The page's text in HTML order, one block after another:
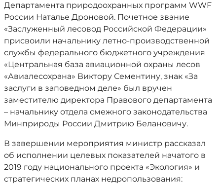
Департамента природоохранных программ WWF
России Наталье Дроновой. Почетное звание
«Заслуженный лесовод Российской Федерации»
присвоили начальнику летно-производственной
службы федерального бюджетного учреждения
«Центральная база авиационной охраны лесов
«Авиалесохрана» Виктору Сементину, знак «За
заслуги в заповедном деле» был вручен
заместителю директора Правового департамента
– начальнику отдела смежного законодательства
Минприроды России Дмитрию Белановичу.
В завершении мероприятия министр рассказал
об исполнении целевых показателей начатого в
2019 году национального проекта «Экология» и
стратегических планах недропользования: